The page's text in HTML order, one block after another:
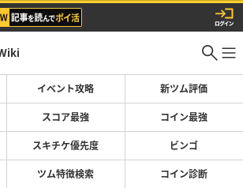
イベント攻略 新ツム評価
スコア最強 コイン最強
スキチケ優先度 ビンゴ
ツム特徴検索 コイン診断